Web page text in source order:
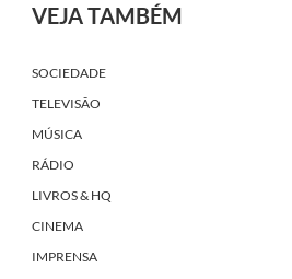
VEJA TAMBÉM
SOCIEDADE
TELEVISÃO
MÚSICA
RÁDIO
LIVROS & HQ
CINEMA
IMPRENSA